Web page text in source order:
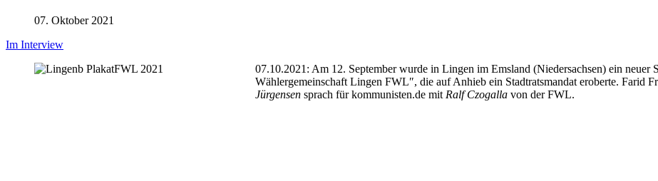
07. Oktober 2021
Im Interview
07.10.2021: Am 12. September wurde in Lingen im Emsland (Niedersachsen) ein neuer
Wählergemeinschaft Lingen FWL″, die auf Anhieb ein Stadtratsmandat eroberte. Farid
Jürgensen sprach für kommunisten.de mit Ralf Czogalla von der FWL.